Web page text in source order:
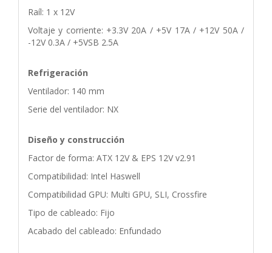
Raíl: 1 x 12V
Voltaje y corriente: +3.3V 20A / +5V 17A / +12V 50A /
-12V 0.3A / +5VSB 2.5A
Refrigeración
Ventilador: 140 mm
Serie del ventilador: NX
Diseño y construcción
Factor de forma: ATX 12V & EPS 12V v2.91
Compatibilidad: Intel Haswell
Compatibilidad GPU: Multi GPU, SLI, Crossfire
Tipo de cableado: Fijo
Acabado del cableado: Enfundado